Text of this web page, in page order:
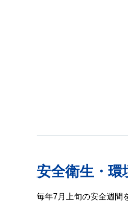
安全衛生・環
毎年7月上旬の安全週間